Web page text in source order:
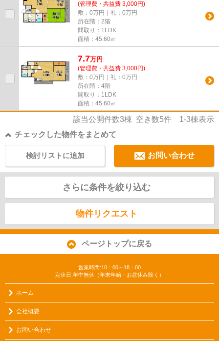
(管理費・共益費 3,000円)
敷：0万円｜礼：0万円
所在階：2階
間取り：1LDK
面積：45.60㎡
7.7万円
(管理費・共益費 3,000円)
敷：0万円｜礼：0万円
所在階：4階
間取り：1LDK
面積：45.60㎡
該当公開件数3棟 空き数5件 1-3棟表示
チェックした物件をまとめて
お問い合わせ
検討リストに追加
さらに条件を絞り込む
物件リクエスト
ページトップに戻る
営業時間:10：00～18：00
定休日:年中無休（年末年始・お盆休み除く）
ホーム
会社概要
お問い合わせ